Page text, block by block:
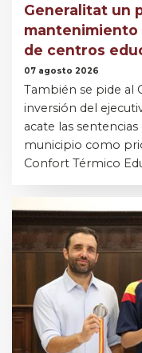
Generalitat un
mantenimiento
de centros
07 agosto 2026
También se pide al
inversión del
acate las sentencias
municipio como
Confort Térmico